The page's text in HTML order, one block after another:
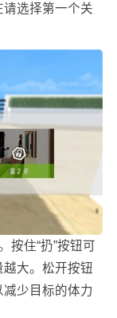
选择第一个关
按住“扔”按钮可
大。松开按钮
少目标的体力